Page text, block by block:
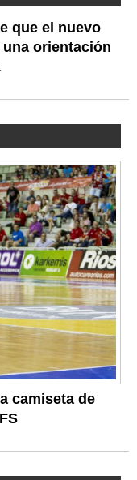
que el nuevo
orientación
camiseta de